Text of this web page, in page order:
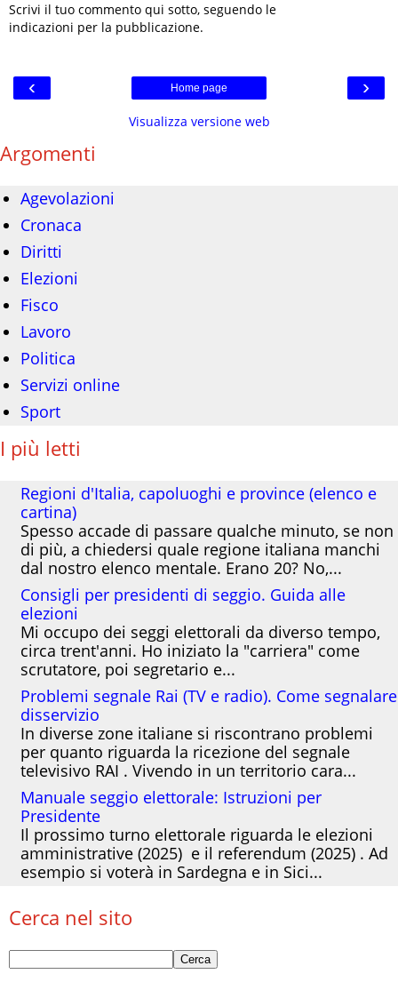
Scrivi il tuo commento qui sotto, seguendo le
indicazioni per la pubblicazione.
‹ ›
Home page
Visualizza versione web
Argomenti
Agevolazioni
Cronaca
Diritti
Elezioni
Fisco
Lavoro
Politica
Servizi online
Sport
I più letti
Regioni d'Italia, capoluoghi e province (elenco e
cartina)
Spesso accade di passare qualche minuto, se non
di più, a chiedersi quale regione italiana manchi
dal nostro elenco mentale. Erano 20? No,...
Consigli per presidenti di seggio. Guida alle
elezioni
Mi occupo dei seggi elettorali da diverso tempo,
circa trent'anni. Ho iniziato la "carriera" come
scrutatore, poi segretario e...
Problemi segnale Rai (TV e radio). Come segnalare
disservizio
In diverse zone italiane si riscontrano problemi
per quanto riguarda la ricezione del segnale
televisivo RAI . Vivendo in un territorio cara...
Manuale seggio elettorale: Istruzioni per
Presidente
Il prossimo turno elettorale riguarda le elezioni
amministrative (2025) e il referendum (2025) . Ad
esempio si voterà in Sardegna e in Sici...
Cerca nel sito